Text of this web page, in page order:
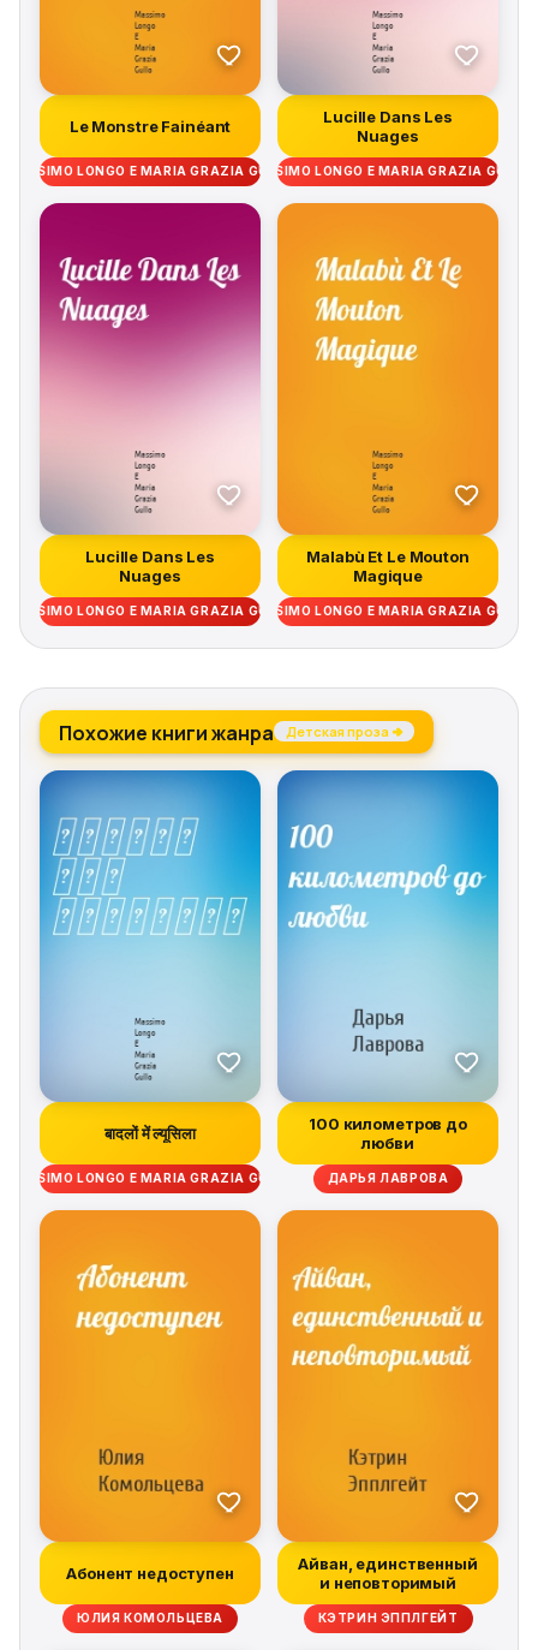
Le Monstre Fainéant
MASSIMO LONGO E MARIA GRAZIA GULLO
Lucille Dans Les
Nuages
MASSIMO LONGO E MARIA GRAZIA GULLO
Lucille Dans Les
Nuages
MASSIMO LONGO E MARIA GRAZIA GULLO
Malabù Et Le Mouton
Magique
MASSIMO LONGO E MARIA GRAZIA GULLO
Похожие книги жанра Детская проза →
बादलों में ल्यूसिला
MASSIMO LONGO E MARIA GRAZIA GULLO
100 километров до
любви
ДАРЬЯ ЛАВРОВА
Абонент недоступен
ЮЛИЯ КОМОЛЬЦЕВА
Айван, единственный
и неповторимый
КЭТРИН ЭППЛГЕЙТ